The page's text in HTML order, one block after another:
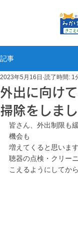
記事
外出に向け
掃除をしまし
2023年5月16日 読了時間: 1
皆さん、外出制限も
機会も
増えてくると思いま
聴器の点検・クリー
こえるようにしてか